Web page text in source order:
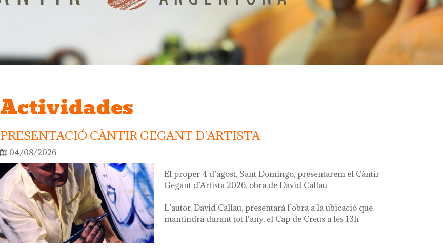
Actividades
PRESENTACIÓ CÀNTIR GEGANT D'ARTISTA
04/08/2026
El proper 4 d’agost, Sant Domingo, presentarem el Càntir
Gegant d’Artista 2026, obra de David Callau
L’autor, David Callau, presentarà l’obra a la ubicació que
mantindrà durant tot l’any, el Cap de Creus a les 13h